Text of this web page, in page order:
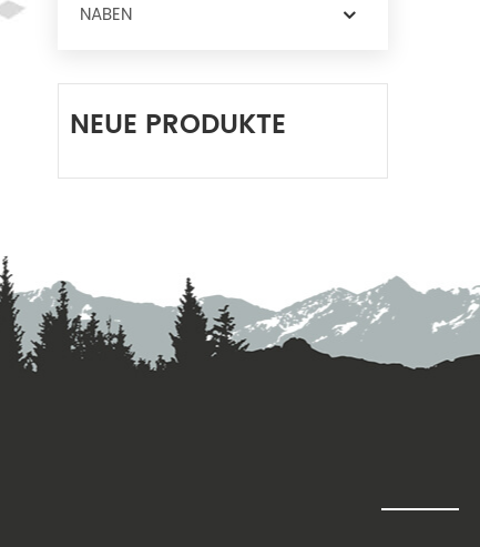
NABEN
NEUE PRODUKTE